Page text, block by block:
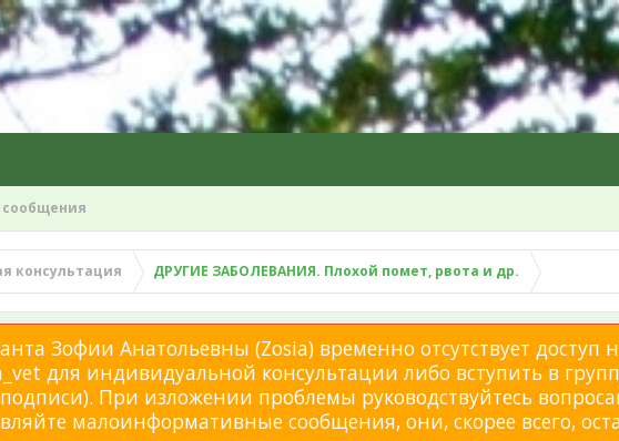
консультация ДРУГИЕ ЗАБОЛЕВАНИЯ. Плохой помет, рвота и др.
Зофии Анатольевны (Zosia) временно отсутствует
для индивидуальной консультации либо вступить в
При изложении проблемы руководствуйтесь
малоинформативные сообщения, они, скорее всего,